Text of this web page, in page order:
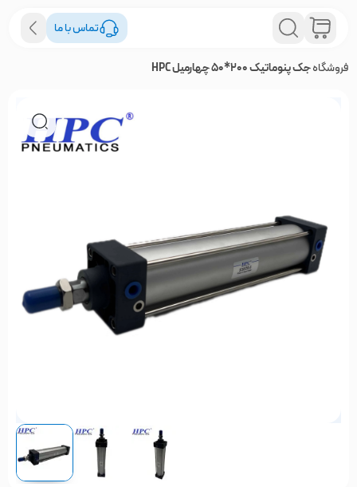
تماس با ما
فروشگاهجک پنوماتیک 200*50 چهارمیل HPC